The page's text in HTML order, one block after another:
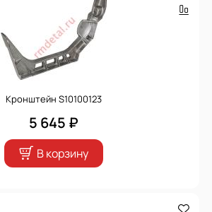
Кронштейн S10100123
5 645 ₽
В корзину